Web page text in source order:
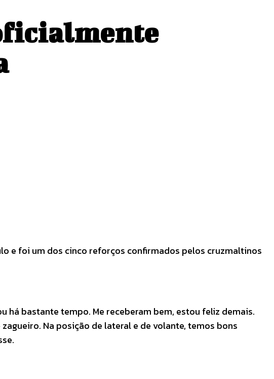
e foi um dos cinco reforços confirmados pelos cruzmaltinos
há bastante tempo. Me receberam bem, estou feliz demais.
Na posição de lateral e de volante, temos bons